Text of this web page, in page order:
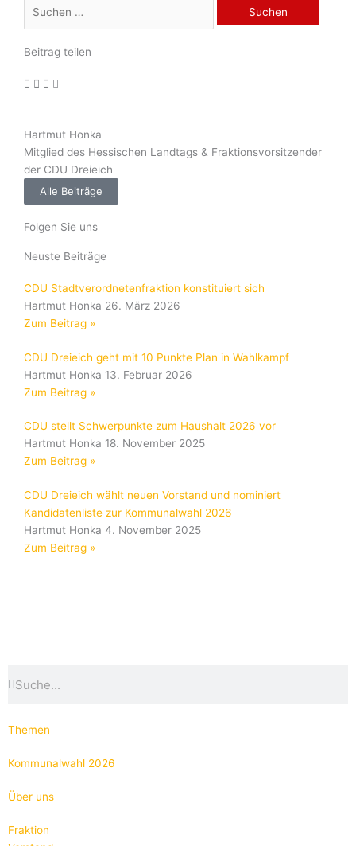
nach:
Beitrag teilen
Hartmut Honka
Mitglied des Hessischen Landtags & Fraktionsvorsitzender
der CDU Dreieich
Alle Beiträge
Folgen Sie uns
Neuste Beiträge
CDU Stadtverordnetenfraktion konstituiert sich
Hartmut Honka 26. März 2026
Zum Beitrag »
CDU Dreieich geht mit 10 Punkte Plan in Wahlkampf
Hartmut Honka 13. Februar 2026
Zum Beitrag »
CDU stellt Schwerpunkte zum Haushalt 2026 vor
Hartmut Honka 18. November 2025
Zum Beitrag »
CDU Dreieich wählt neuen Vorstand und nominiert
Kandidatenliste zur Kommunalwahl 2026
Hartmut Honka 4. November 2025
Zum Beitrag »
Themen
Kommunalwahl 2026
Über uns
Fraktion